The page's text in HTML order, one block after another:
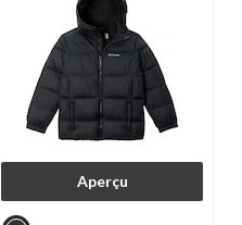
Aperçu